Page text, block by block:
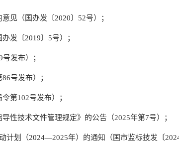
见（国办发〔2020〕52号）；
发〔2019〕5号）；
发布）；
号发布）；
第102号发布）；
性技术文件管理规定》的公告（2025年第7号）；
计划（2024—2025年）的通知（国市监标技发〔